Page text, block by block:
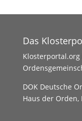
Das
DOK Deutsche
Haus der Orden,